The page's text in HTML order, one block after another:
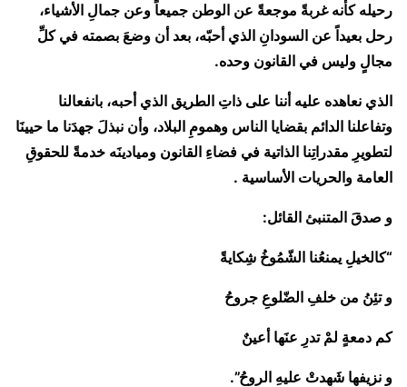
رحيله كأنه غربةً موجعةً عن الوطن جميعاً وعن جمالِ الأشياء،
رحل بعيداً عن السودانِ الذي أحبّه، بعد أن وضعَ بصمته في كلِّ
مجالٍ وليس في القانون وحده.
الذي نعاهده عليه أننا على ذاتِ الطريق الذي أحبه، بانفعالنا
وتفاعلنا الدائم بقضايا الناس وهمومِ البلاد، وأن نبذلَ جهدَنا ما حيينَا
لتطويرِ مقدراتِنا الذاتية في فضاءِ القانون وميادينَه خدمةً للحقوقِ
العامة والحريات الأساسية .
و صدقَ المتنبئ القائل:
“كالخيلِ يمنعُنا الشّمُوخُ شِكايةً
و تئِنُ من خلفِ الضّلوعِ جروحُ
كم دمعةٍ لمْ تدرِ عنَها أعينٌ
و نزيفها شَهِدتْ عليهِ الروحُ”.